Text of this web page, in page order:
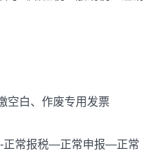
白、作废专用发票
常报税—正常申报—正常